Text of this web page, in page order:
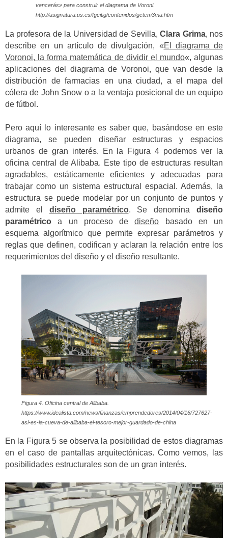
vencerás» para construir el diagrama de Voroni.
http://asignatura.us.es/fgcitig/contenidos/gctem3ma.htm
La profesora de la Universidad de Sevilla,Clara Grima, nos
describe en un artículo de divulgación, «El diagrama de
Voronoi, la forma matemática de dividir el mundo«, algunas
aplicaciones del diagrama de Voronoi, que van desde la
distribución de farmacias en una ciudad, a el mapa del
cólera de John Snow o a la ventaja posicional de un equipo
de fútbol.
Pero aquí lo interesante es saber que, basándose en este
diagrama, se pueden diseñar estructuras y espacios
urbanos de gran interés. En la Figura 4 podemos ver la
oficina central de Alibaba. Este tipo de estructuras resultan
agradables, estáticamente eficientes y adecuadas para
trabajar como un sistema estructural espacial. Además, la
estructura se puede modelar por un conjunto de puntos y
admite el diseño paramétrico. Se denominadiseño
paramétrico a un proceso dediseño basado en un
esquema algorítmico que permite expresar parámetros y
reglas que definen, codifican y aclaran la relación entre los
requerimientos del diseño y el diseño resultante.
Figura 4. Oficina central de Alibaba.
https://www.idealista.com/news/finanzas/emprendedores/2014/04/16/727627-
asi-es-la-cueva-de-alibaba-el-tesoro-mejor-guardado-de-china
En la Figura 5 se observa la posibilidad de estos diagramas
en el caso de pantallas arquitectónicas. Como vemos, las
posibilidades estructurales son de un gran interés.